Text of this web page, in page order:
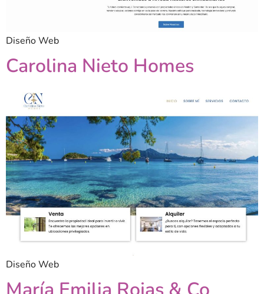
Diseño Web
Carolina Nieto Homes
Diseño Web